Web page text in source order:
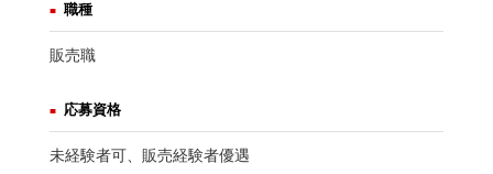
職種
販売職
応募資格
未経験者可、販売経験者優遇